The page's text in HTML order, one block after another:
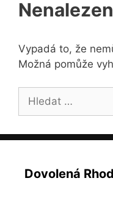
Vypadá to, že
Možná pomůže
Hledat:
Dovolená